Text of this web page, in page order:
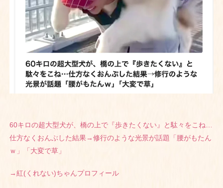
60キロの超大型犬が、橋の上で『歩きたくない』と駄々をこね…
仕方なくおんぶした結果→修行のような光景が話題「腰がもたん
ｗ」「大変で草」
→紅(くれない)ちゃんプロフィール